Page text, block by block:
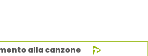
alla canzone